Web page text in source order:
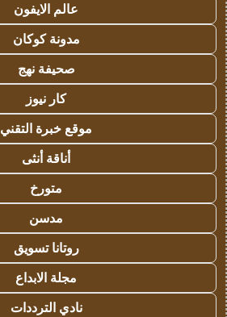
عالم الايفون
مدونة كوكان
صحيفة نهج
كار نيوز
موقع خبرة التقني
أناقة أنثى
متورخ
مدسن
روتانا تسويق
مجلة الابداع
نادي الترددات